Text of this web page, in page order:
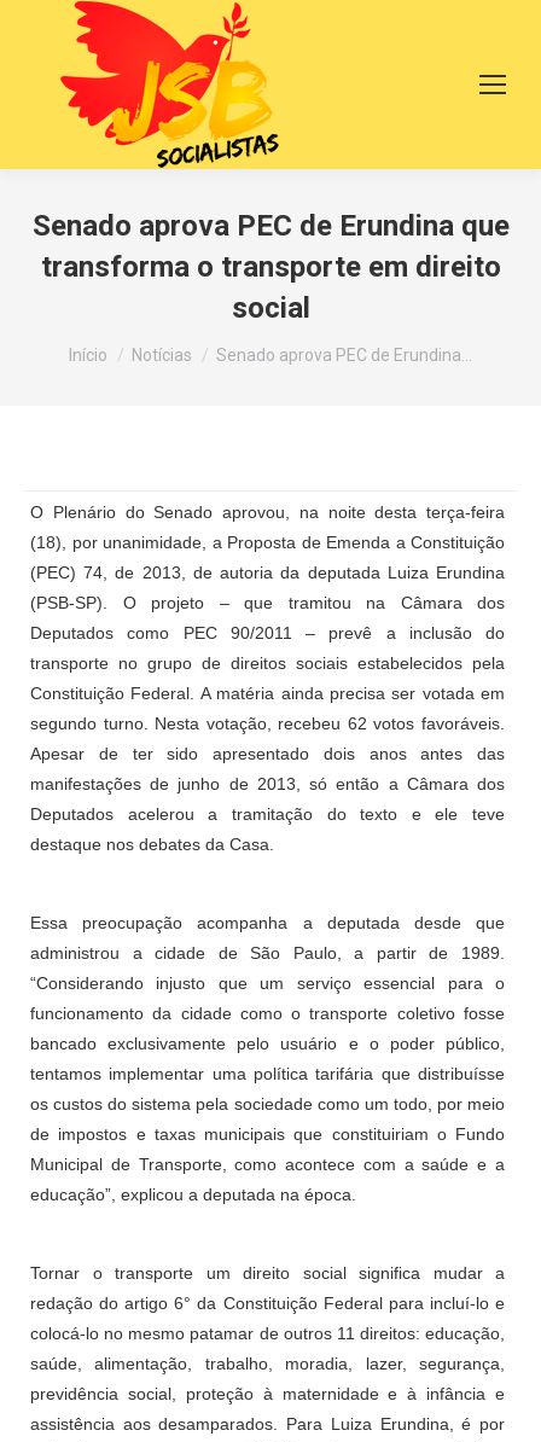
Senado aprova PEC de Erundina que
transforma o transporte em direito
social
Você está aqui:
Início Notícias Senado aprova PEC de Erundina…
O Plenário do Senado aprovou, na noite desta terça-feira
(18), por unanimidade, a Proposta de Emenda a Constituição
(PEC) 74, de 2013, de autoria da deputada Luiza Erundina
(PSB-SP). O projeto – que tramitou na Câmara dos
Deputados como PEC 90/2011 – prevê a inclusão do
transporte no grupo de direitos sociais estabelecidos pela
Constituição Federal. A matéria ainda precisa ser votada em
segundo turno. Nesta votação, recebeu 62 votos favoráveis.
Apesar de ter sido apresentado dois anos antes das
manifestações de junho de 2013, só então a Câmara dos
Deputados acelerou a tramitação do texto e ele teve
destaque nos debates da Casa.
Essa preocupação acompanha a deputada desde que
administrou a cidade de São Paulo, a partir de 1989.
“Considerando injusto que um serviço essencial para o
funcionamento da cidade como o transporte coletivo fosse
bancado exclusivamente pelo usuário e o poder público,
tentamos implementar uma política tarifária que distribuísse
os custos do sistema pela sociedade como um todo, por meio
de impostos e taxas municipais que constituiriam o Fundo
Municipal de Transporte, como acontece com a saúde e a
educação”, explicou a deputada na época.
Tornar o transporte um direito social significa mudar a
redação do artigo 6° da Constituição Federal para incluí-lo e
colocá-lo no mesmo patamar de outros 11 direitos: educação,
saúde, alimentação, trabalho, moradia, lazer, segurança,
previdência social, proteção à maternidade e à infância e
assistência aos desamparados. Para Luiza Erundina, é por